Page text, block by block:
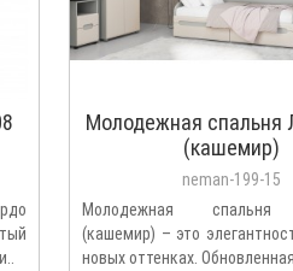
Молодежная спальня
(кашемир)
neman-199-15
Молодежная спальня
(кашемир) – это
новых оттенках. Обновленная